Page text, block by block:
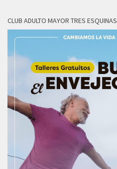
CLUB ADULTO MAYOR TRES ESQUINAS